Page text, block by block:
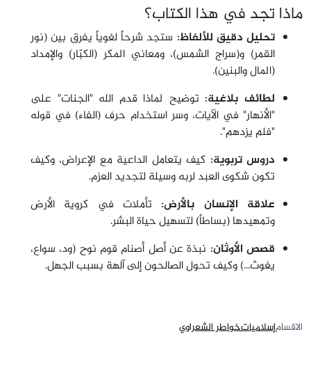
ماذا تجد في هذا الكتاب؟
تحليل دقيق للألفاظ: ستجد شرحاً لغوياً يفرق بين (نور
القمر) و(سراج الشمس)، ومعاني المكر (الكبّار) والإمداد
(المال والبنين).
لطائف بلاغية:توضيح لماذا قدم الله "الجنات" على
"الأنهار" في الآيات، وسر استخدام حرف (الفاء) في قوله
"فلم يزدهم".
دروس تربوية: كيف يتعامل الداعية مع الإعراض، وكيف
تكون شكوى العبد لربه وسيلة لتجديد العزم.
علاقة الإنسان بالأرض:تأملات في كروية الأرض
وتمهيدها (بساطاً) لتسهيل حياة البشر.
قصص الأوثان: نبذة عن أصل أصنام قوم نوح (ود، سواع،
يغوث...) وكيف تحول الصالحون إلى آلهة بسبب الجهل.
الاقسامإسلامياتخواطر الشعراوي